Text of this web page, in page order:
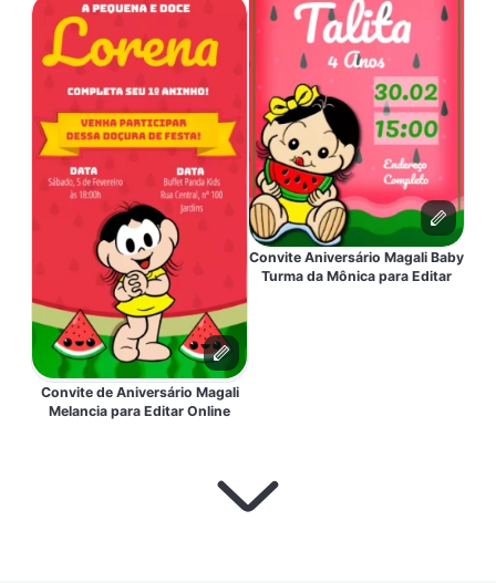
Convite de Aniversário Magali
Melancia para Editar Online
Convite Aniversário Magali Baby
Turma da Mônica para Editar